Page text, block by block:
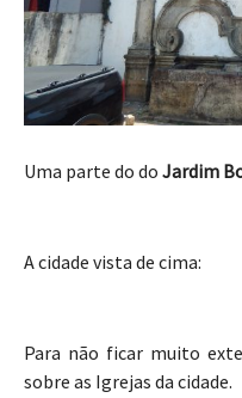
Uma parte do do Jardim
A cidade vista de cima:
Para não ficar muito
sobre as Igrejas da cidade.